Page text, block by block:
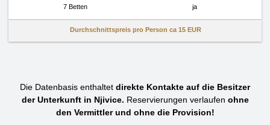
7 Betten ja
Durchschnittspreis pro Person ca 15 EUR
Die Datenbasis enthaltet direkte Kontakte auf die Besitzer
der Unterkunft in Njivice. Reservierungen verlaufen ohne
den Vermittler und ohne die Provision!